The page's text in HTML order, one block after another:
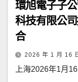
環旭電子子
科技有限公
合
2026 年 1 月 16
上海2026年1月